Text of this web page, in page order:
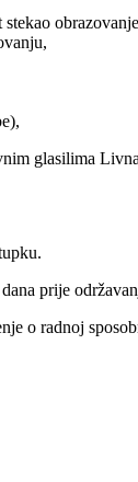
glasilima
prije
o radnoj